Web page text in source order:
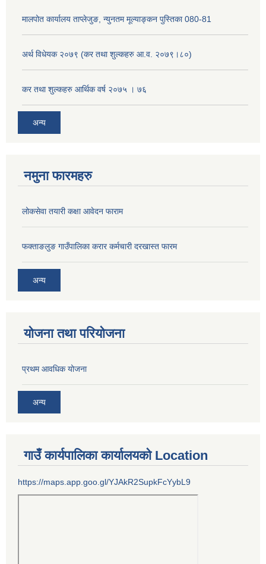
मालपोत कार्यालय ताप्लेजुङ, न्युनतम मूल्याङ्कन पुस्तिका 080-81
अर्थ विधेयक २०७९ (कर तथा शुल्कहरु आ.व. २०७९।८०)
कर तथा शुल्कहरु आर्थिक वर्ष २०७५ । ७६
अन्य
नमुना फारमहरु
लोकसेवा तयारी कक्षा आवेदन फाराम
फक्ताङलुङ गाउँपालिका करार कर्मचारी दरखास्त फारम
अन्य
योजना तथा परियोजना
प्रथम आवधिक योजना
अन्य
गाउँ कार्यपालिका कार्यालयको Location
https://maps.app.goo.gl/YJAkR2SupkFcYybL9